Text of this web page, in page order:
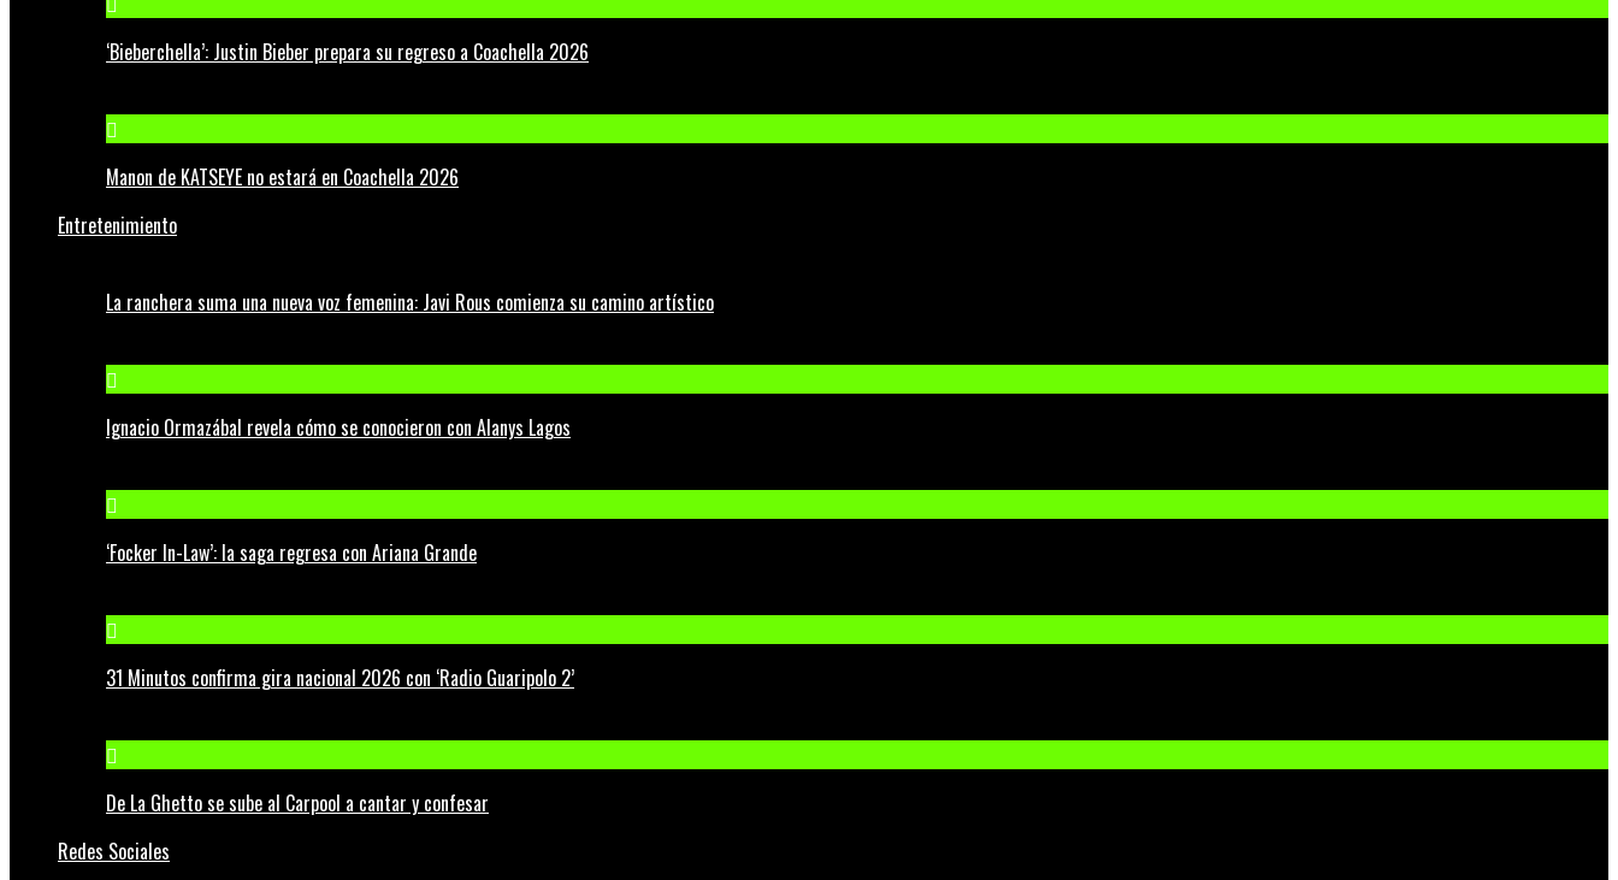
‘Bieberchella’: Justin Bieber prepara su regreso a Coachella 2026
Manon de KATSEYE no estará en Coachella 2026
Entretenimiento
La ranchera suma una nueva voz femenina: Javi Rous comienza su camino artístico
Ignacio Ormazábal revela cómo se conocieron con Alanys Lagos
‘Focker In-Law’: la saga regresa con Ariana Grande
31 Minutos confirma gira nacional 2026 con ‘Radio Guaripolo 2’
De La Ghetto se sube al Carpool a cantar y confesar
Redes Sociales